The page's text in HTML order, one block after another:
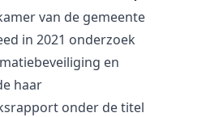
van de gemeente
in 2021 onderzoek
en
haar
onder de titel